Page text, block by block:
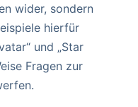
wider, sondern
hierfür
und „Star
Fragen zur